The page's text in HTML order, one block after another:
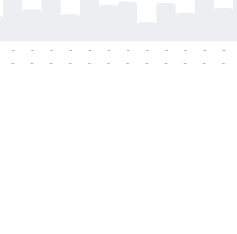
-
-
-
-
-
-
-
-
-
-
-
-
-
-
-
-
-
-
-
-
-
-
-
-